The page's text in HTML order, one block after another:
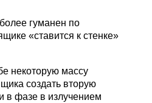
гуманен по
«ставится к стенке»
некоторую массу
создать вторую
в фазе в излучением